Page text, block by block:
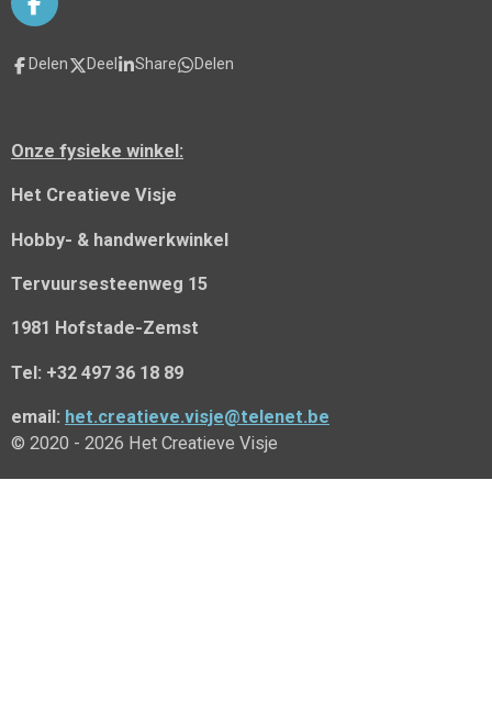
F
a
c
e
k
Delen Deel Share Delen
Onze fysieke winkel:
Het Creatieve Visje
Hobby- & handwerkwinkel
Tervuursesteenweg 15
1981 Hofstade-Zemst
Tel: +32 497 36 18 89
email: het.creatieve.visje@telenet.be
© 2020 - 2026 Het Creatieve Visje